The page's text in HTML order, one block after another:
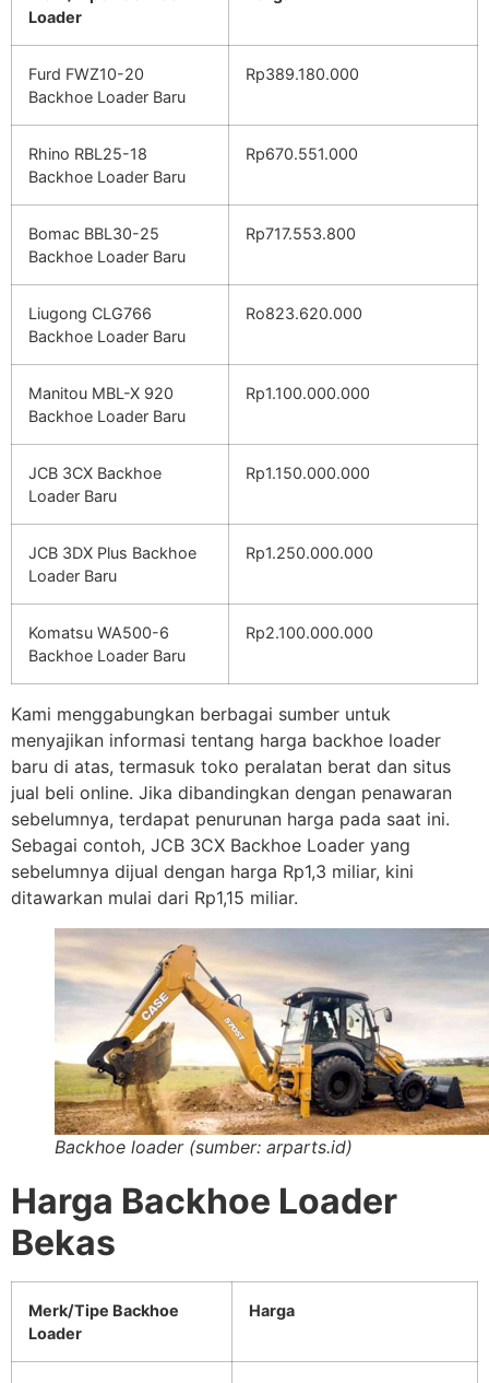
Loader
Furd FWZ10-20
Backhoe Loader Baru
Rp389.180.000
Rhino RBL25-18
Backhoe Loader Baru
Rp670.551.000
Bomac BBL30-25
Backhoe Loader Baru
Rp717.553.800
Liugong CLG766
Backhoe Loader Baru
Ro823.620.000
Manitou MBL-X 920
Backhoe Loader Baru
Rp1.100.000.000
JCB 3CX Backhoe
Loader Baru
Rp1.150.000.000
JCB 3DX Plus Backhoe
Loader Baru
Rp1.250.000.000
Komatsu WA500-6
Backhoe Loader Baru
Rp2.100.000.000
Kami menggabungkan berbagai sumber untuk
menyajikan informasi tentang harga backhoe loader
baru di atas, termasuk toko peralatan berat dan situs
jual beli online. Jika dibandingkan dengan penawaran
sebelumnya, terdapat penurunan harga pada saat ini.
Sebagai contoh, JCB 3CX Backhoe Loader yang
sebelumnya dijual dengan harga Rp1,3 miliar, kini
ditawarkan mulai dari Rp1,15 miliar.
Backhoe loader (sumber: arparts.id)
Harga Backhoe Loader
Bekas
Merk/Tipe Backhoe
Loader
Harga